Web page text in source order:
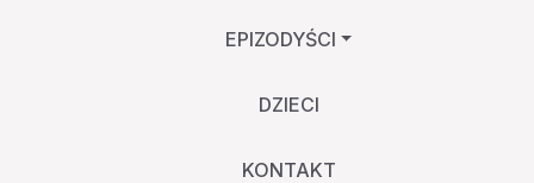
EPIZODYŚCI
DZIECI
KONTAKT